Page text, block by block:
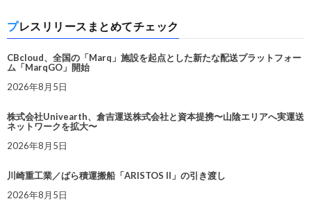
プレスリリースまとめてチェック
CBcloud、全国の「Marq」施設を起点とした新たな配送プラットフォー
ム「MarqGO」開始
2026年8月5日
株式会社Univearth、倉吉運送株式会社と資本提携〜山陰エリアへ実運送
ネットワークを拡大〜
2026年8月5日
川崎重工業／ばら積運搬船「ARISTOS II」の引き渡し
2026年8月5日